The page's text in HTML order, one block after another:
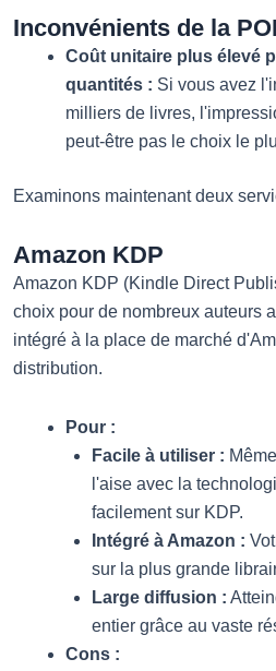
Inconvénients de la
Coût unitaire plus élevé
quantités : Si vous avez
milliers de livres,
peut-être pas le choix le
Examinons maintenant deux
Amazon KDP
Amazon KDP (Kindle Direct
choix pour de nombreux auteurs
intégré à la place de marché
distribution.
Pour :
Facile à utiliser :
l'aise avec la
facilement sur KDP.
Intégré à Amazon :
sur la plus grande
Large diffusion :
entier grâce au vaste
Cons :